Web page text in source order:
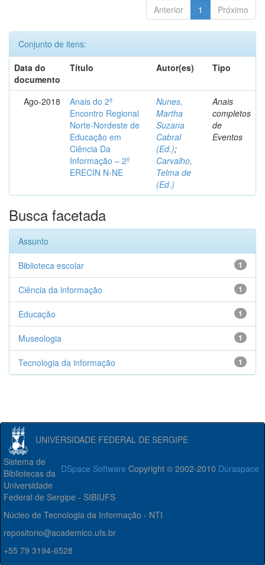
Anterior 1 Próximo
Conjunto de itens:
Data do
documento
Título Autor(es) Tipo
Ago-2018
Anais do 2º
Encontro Regional
Norte-Nordeste de
Educação em
Ciência Da
Informação – 2º
ERECIN N-NE
Nunes,
Martha
Suzana
Cabral
(Ed.);
Carvalho,
Telma de
(Ed.)
Anais
completos
de
Eventos
Busca facetada
Assunto
1
Biblioteca escolar
1
Ciência da informação
1
Educação
1
Museologia
1
Tecnologia da informação
UNIVERSIDADE FEDERAL DE SERGIPE
DSpace Software Copyright © 2002-2010 Duraspace
Sistema de
Bibliotecas da
Universidade
Federal de Sergipe - SIBIUFS
Núcleo de Tecnologia da Informação - NTI
repositorio@academico.ufs.br
+55 79 3194-6528